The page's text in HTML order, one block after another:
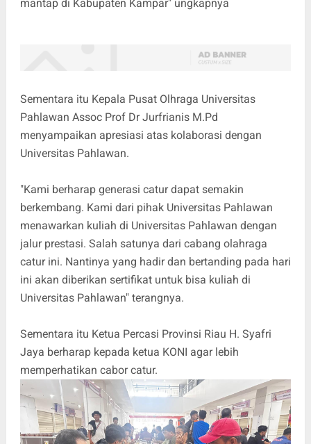
mantap di Kabupaten Kampar" ungkapnya
Sementara itu Kepala Pusat Olhraga Universitas
Pahlawan Assoc Prof Dr Jurfrianis M.Pd
menyampaikan apresiasi atas kolaborasi dengan
Universitas Pahlawan.
"Kami berharap generasi catur dapat semakin
berkembang. Kami dari pihak Universitas Pahlawan
menawarkan kuliah di Universitas Pahlawan dengan
jalur prestasi. Salah satunya dari cabang olahraga
catur ini. Nantinya yang hadir dan bertanding pada hari
ini akan diberikan sertifikat untuk bisa kuliah di
Universitas Pahlawan" terangnya.
Sementara itu Ketua Percasi Provinsi Riau H. Syafri
Jaya berharap kepada ketua KONI agar lebih
memperhatikan cabor catur.